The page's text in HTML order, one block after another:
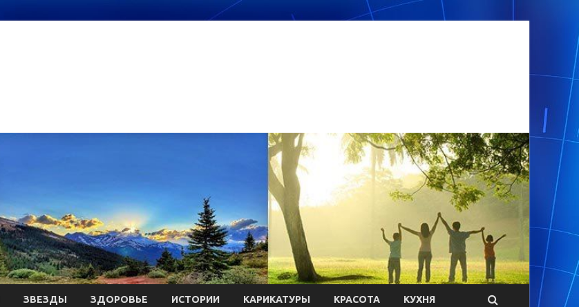
ЗВЕЗДЫ ЗДОРОВЬЕ ИСТОРИИ КАРИКАТУРЫ КРАСОТА КУХНЯ